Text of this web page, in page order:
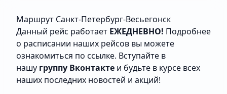
Маршрут Cанкт-Петербург-Весьегонск
Данный рейс работает ЕЖЕДНЕВНО! Подробнее
о расписании наших рейсов вы можете
ознакомиться по ссылке. Вступайте в
нашу группу Вконтакте и будьте в курсе всех
наших последних новостей и акций!